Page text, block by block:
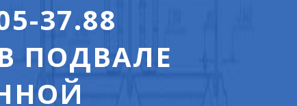
37.88
ПОДВАЛЕ